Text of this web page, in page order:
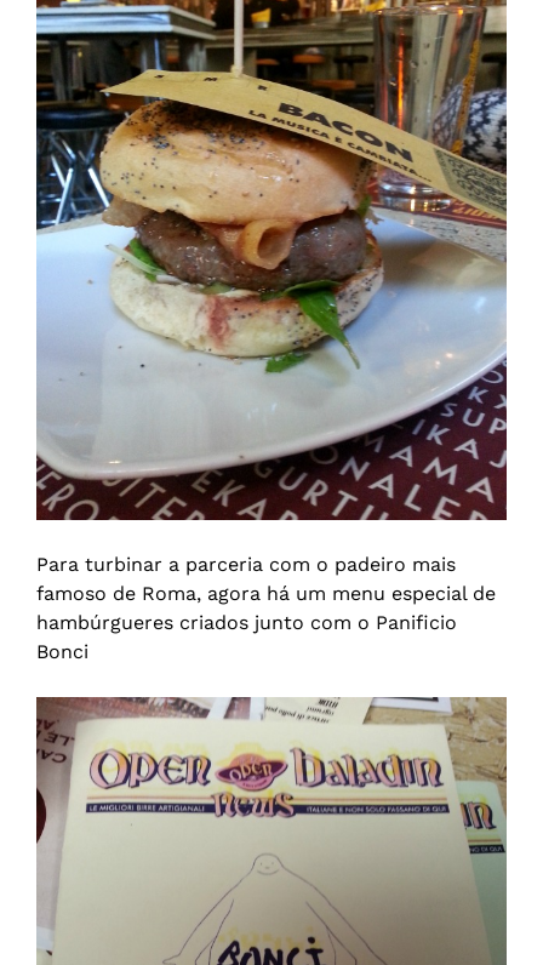
Para turbinar a parceria com o padeiro mais
famoso de Roma, agora há um menu especial de
hambúrgueres criados junto com o Panificio
Bonci